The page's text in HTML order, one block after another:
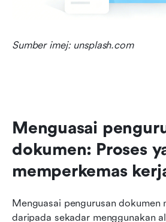
Sumber imej: unsplash.com
Menguasai
dokumen: Proses
memperkemas
Menguasai pengurusan dokumen
daripada sekadar menggunakan